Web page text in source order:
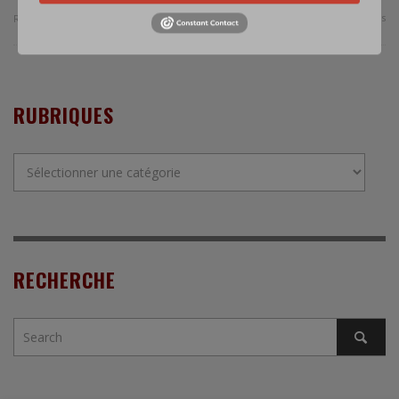
Read more 0 Comments
RUBRIQUES
RECHERCHE